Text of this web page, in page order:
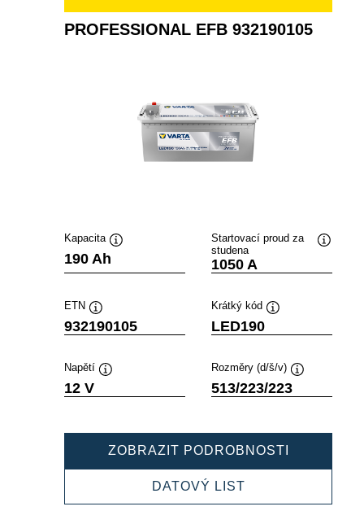
PROFESSIONAL EFB 932190105
Kapacita
190 Ah
Startovací proud za
studena
1050 A
ETN
Popisek
nástroje
932190105
Krátký kód
nástroje
LED190
Napětí
nástroje
12 V
Rozměry (d/š/v)
nástroje
513/223/223
ZOBRAZIT PODROBNOSTI
DATOVÝ LISTPROFESSIONAL